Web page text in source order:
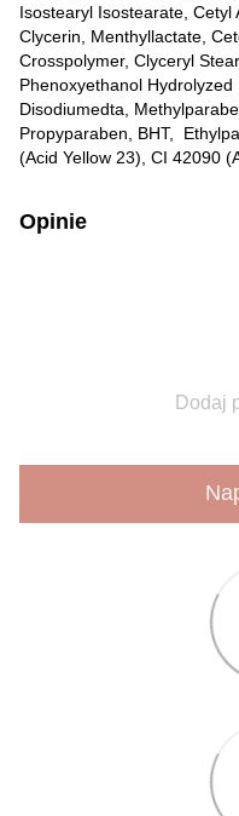
Isostearyl Isostearate, Cetyl
Clycerin, Menthyllactate,
Crosspolymer, Clyceryl
Phenoxyethanol Hydrolyzed
Disodiumedta,
Propyparaben, BHT,
(Acid Yellow 23), CI 42090
Opinie
Dodaj